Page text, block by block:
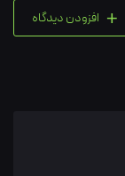
+ افزودن دیدگاه